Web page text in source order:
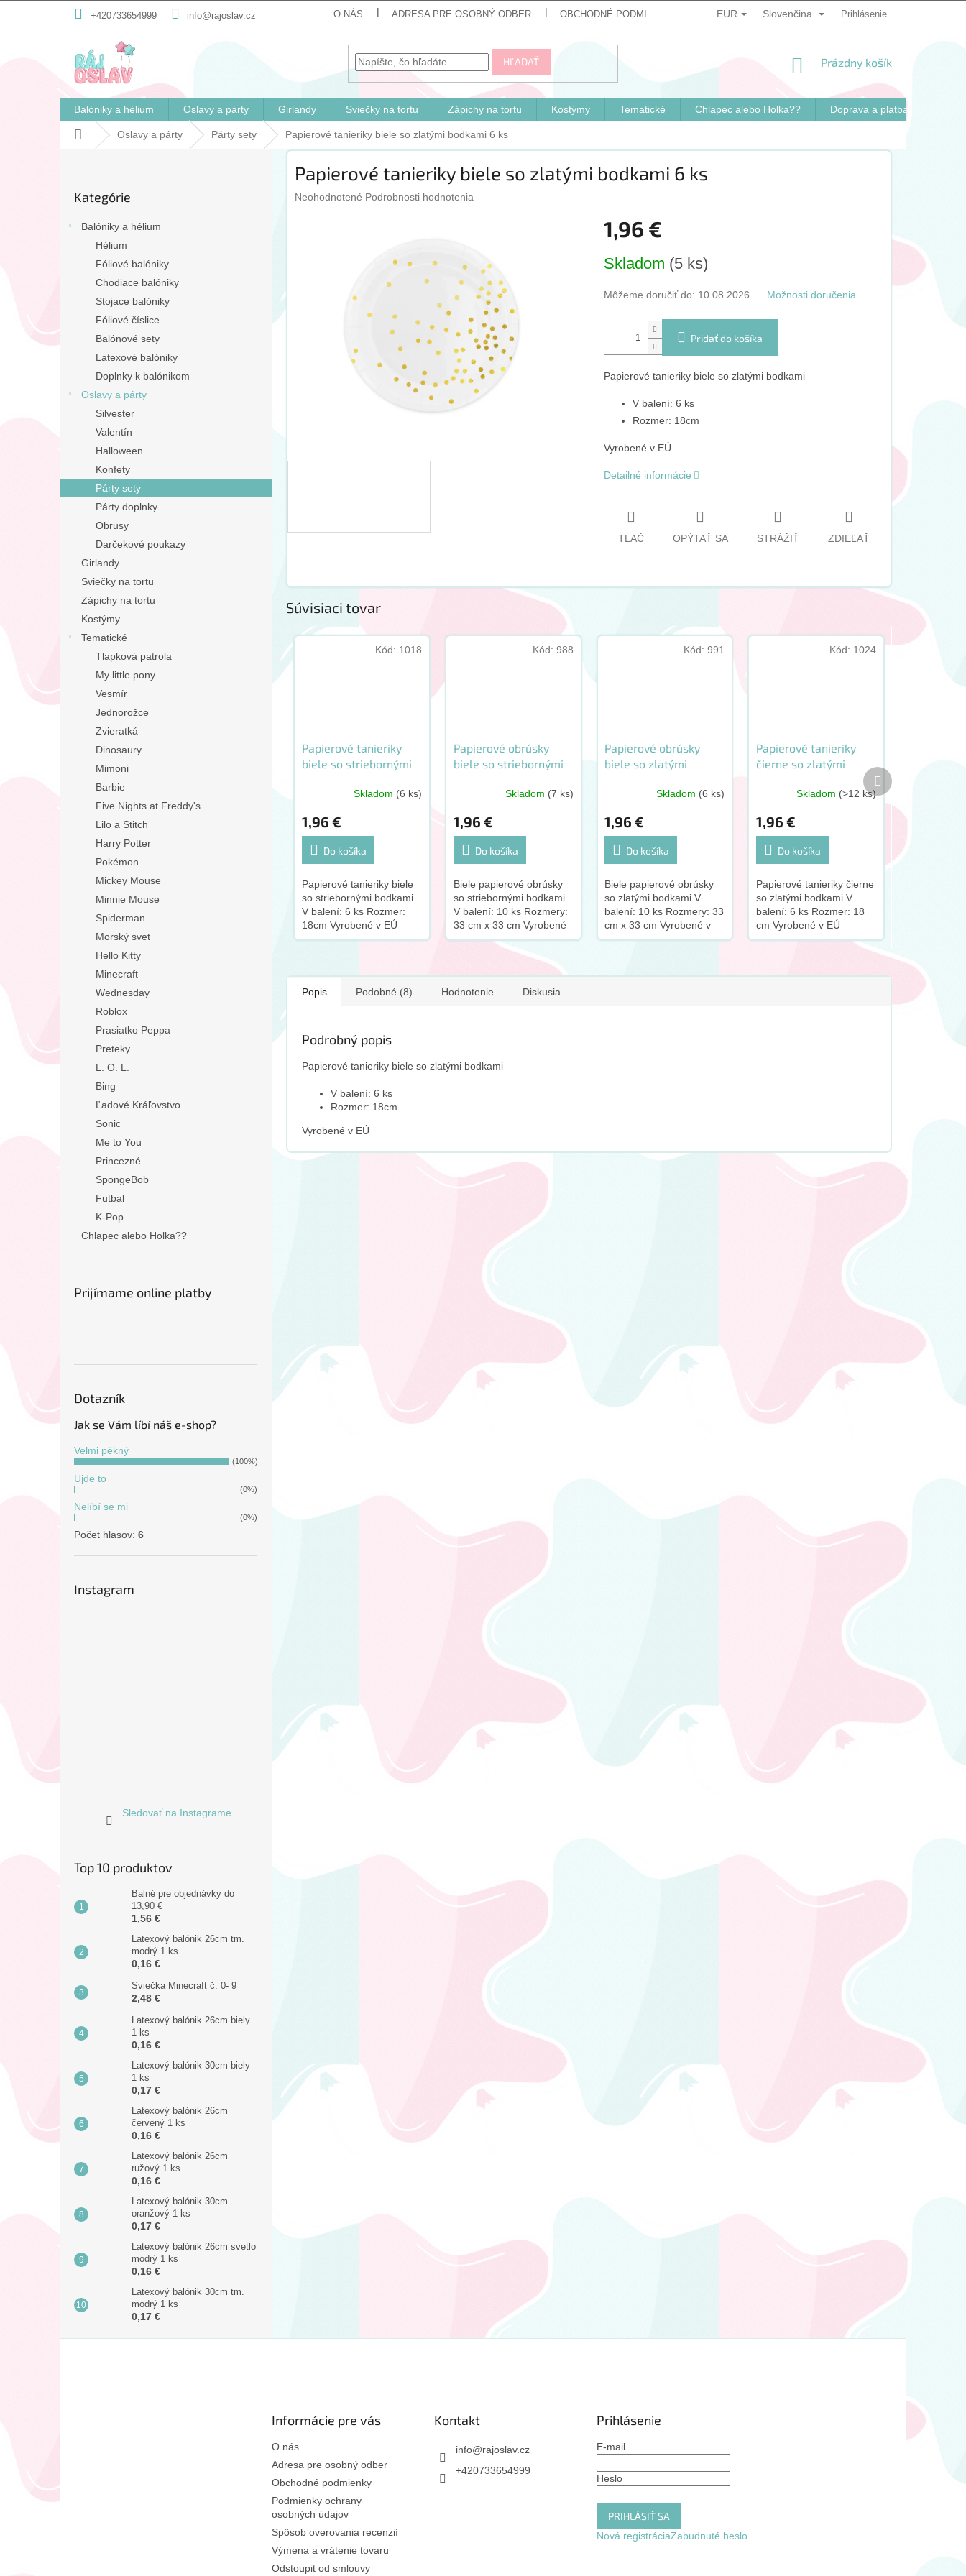
+420733654999 info@rajoslav.cz O NÁS ADRESA PRE OSOBNÝ ODBER OBCHODNÉ PODMIENKY PODMIENKY OCHRANY OSOBNÝCH ÚDAJOV
EUR Slovenčina Prihlásenie
HĽADAŤ
NÁKUPNÝ
Prázdny košík
Balóniky a hélium Oslavy a párty Girlandy Sviečky na tortu Zápichy na tortu Kostýmy Tematické Chlapec alebo Holka?? Doprava a platba
DomovOslavy a párty Párty sety Papierové tanieriky biele so zlatými bodkami 6 ks
kategórie
Kategórie
Balóniky a hélium
Hélium
Fóliové balóniky
Chodiace balóniky
Stojace balóniky
Fóliové číslice
Balónové sety
Latexové balóniky
Doplnky k balónikom
Oslavy a párty
Silvester
Valentín
Halloween
Konfety
Párty sety
Párty doplnky
Obrusy
Darčekové poukazy
Girlandy
Sviečky na tortu
Zápichy na tortu
Kostýmy
Tematické
Tlapková patrola
My little pony
Vesmír
Jednorožce
Zvieratká
Dinosaury
Mimoni
Barbie
Five Nights at Freddy's
Lilo a Stitch
Harry Potter
Pokémon
Mickey Mouse
Minnie Mouse
Spiderman
Morský svet
Hello Kitty
Minecraft
Wednesday
Roblox
Prasiatko Peppa
Preteky
L. O. L.
Bing
Ľadové Kráľovstvo
Sonic
Me to You
Princezné
SpongeBob
Futbal
K-Pop
Chlapec alebo Holka??
Prijímame online platby
Dotazník
Jak se Vám líbí náš e-shop?
Velmi pěkný
(100%)
Ujde to
(0%)
Nelíbí se mi
(0%)
Počet hlasov: 6
Instagram
Sledovať na Instagrame
Top 10 produktov
Balné pre objednávky do
13,90 €
1,56 €
Latexový balónik 26cm tm.
modrý 1 ks
0,16 €
Sviečka Minecraft č. 0- 9
2,48 €
Latexový balónik 26cm biely
1 ks
0,16 €
Latexový balónik 30cm biely
1 ks
0,17 €
Latexový balónik 26cm
červený 1 ks
0,16 €
Latexový balónik 26cm
ružový 1 ks
0,16 €
Latexový balónik 30cm
oranžový 1 ks
0,17 €
Latexový balónik 26cm svetlo
modrý 1 ks
0,16 €
Latexový balónik 30cm tm.
modrý 1 ks
0,17 €
Papierové tanieriky biele so zlatými bodkami 6 ks
Priemerné
Neohodnotené Podrobnosti hodnotenia
1,96 €
cena:
Skladom (5 ks)
Môžeme doručiť do: 10.08.2026 Možnosti doručenia
Pridať do košíka
Papierové tanieriky biele so zlatými bodkami
V balení: 6 ks
Rozmer: 18cm
Vyrobené v EÚ
Detailné informácie
TLAČ OPÝTAŤ SA STRÁŽIŤ ZDIEĽAŤ
Súvisiaci tovar
Papierové tanieriky
biele so striebornými
Skladom (6 ks)
1,96 €
Do košíka
Papierové tanieriky biele
so striebornými bodkami
V balení: 6 ks Rozmer:
18cm Vyrobené v EÚ
Kód: 1018
Papierové obrúsky
biele so striebornými
Skladom (7 ks)
1,96 €
Do košíka
Biele papierové obrúsky
so striebornými bodkami
V balení: 10 ks Rozmery:
33 cm x 33 cm Vyrobené
v EÚ
Kód: 988
Papierové obrúsky
biele so zlatými
Skladom (6 ks)
1,96 €
Do košíka
Biele papierové obrúsky
so zlatými bodkami V
balení: 10 ks Rozmery: 33
cm x 33 cm Vyrobené v
EÚ
Kód:991
Papierové tanieriky
čierne so zlatými
Skladom (>12 ks)
1,96 €
Do košíka
Papierové tanieriky čierne
so zlatými bodkami V
balení: 6 ks Rozmer: 18
cm Vyrobené v EÚ
Kód: 1024
Ďalší
produkt
Popis Podobné (8) Hodnotenie Diskusia
Podrobný popis
Papierové tanieriky biele so zlatými bodkami
V balení: 6 ks
Rozmer: 18cm
Vyrobené v EÚ
Informácie pre vás
O nás
Adresa pre osobný odber
Obchodné podmienky
Podmienky ochrany
osobných údajov
Spôsob overovania recenzií
Výmena a vrátenie tovaru
Odstoupit od smlouvy
Kontakt
info@rajoslav.cz
+420733654999
Prihlásenie
E-mail
Heslo
PRIHLÁSIŤ SA
Nová registráciaZabudnuté heslo